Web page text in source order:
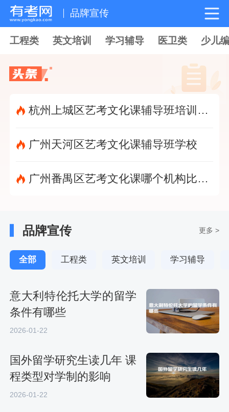
品牌宣传
工程类 英文培训 学习辅导 医卫类 少儿
杭州上城区艺考文化课辅导班培训机构
考文化课辅导班学校
广州番禺区艺考文化课哪个机构比较好
保山健康管理
昆明健康管理
寿光健康管理
品牌宣传 更多 >
全部 工程类 英文培训 学习辅导
意大利特伦托大学的留学
条件有哪些
2026-01-22
国外留学研究生读几年 课
程类型对学制的影响
2026-01-22